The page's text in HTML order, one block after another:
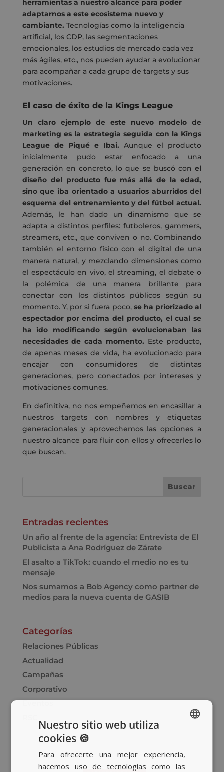
herramientas a nuestro alcance para poder
adaptarnos a este ecosistema nuevo y
cambiante. Tecnologías como la inteligencia
artificial, los CDP, las segmentaciones
emocionales, los estudios de mercado cada vez
más ágiles, etc., nos pueden ayudar a evolucionar
para acompañar a cada grupo de targets y sus
motivaciones.
El caso de éxito de la Kings League
Un claro ejemplo de este nuevo modelo de
marketing es la estrategia seguida con la Kings
League de Piqué e Ibai. Aunque el producto
inicialmente pudo estar enfocado a una
generación en concreto, lo que se buscó conel
diseño del producto fue más allá de la edad,
sino que iba orientado a usuarios aburridos del
esquema del entrenamiento y del fútbol actual.
Además, le han dado un dinamismo que se
adapta a distintos perfiles: futboleros, gammers,
streamers, etc., que conviven o no. Combinando
también el entorno físico con el digital de una
manera natural, y mezclando dimensiones como
el espectáculo en vivo, el streaming, el debate o
la polémica de una manera brillante para
conectar con los distintos públicos según su
momento. Y, por si fuera poco, se ha priorizado al
espectador por encima del producto, el cual se
ha ido modificando según evolucionaban las
necesidades de cada momento. Este producto,
de apenas meses de vida, ha evolucionado para
encajar con consumidores de distintas
generaciones, pero conectados por intereses y
motivaciones comunes.
En definitiva, no nos empeñemos en encasillar a
nuestros targets con nombres y etiquetas
generacionales y aprovechemos las opciones a
nuestro alcance para fluir con ellos y ofrecerles lo
que buscan.
Entradas recientes
Un año al frente de la agencia: Entrevista de El
Publicista a Ana Rodríguez de Zárate
El asalto a TikTok: cuando el medio no es tu
mensaje
Nos sumamos a Bob Agency como partner de
medios para la nueva cuenta de GASIB
Categorías
Relaciones Públicas
Actualidad
Campañas
Corporativo
Eventos
BASQUE
Nuestro sitio web utiliza
cookies 🍪
Para ofrecerte una mejor experiencia,
hacemos uso de tecnologías como las